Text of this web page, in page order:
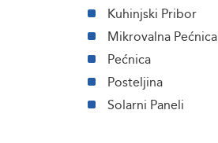
Kuhinjski Pribor
Mikrovalna Pećnica
Pećnica
Posteljina
Solarni Paneli